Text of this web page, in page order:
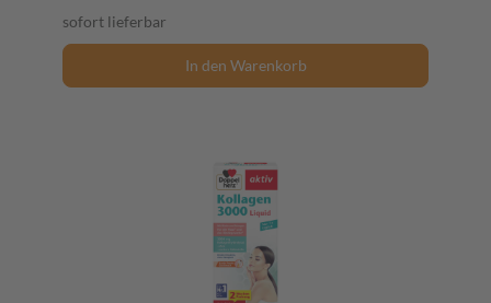
sofort lieferbar
In den Warenkorb